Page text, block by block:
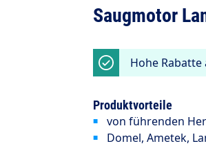
Saugmotor
Hohe
Produktvorteile
von führenden
Domel, Ametek,